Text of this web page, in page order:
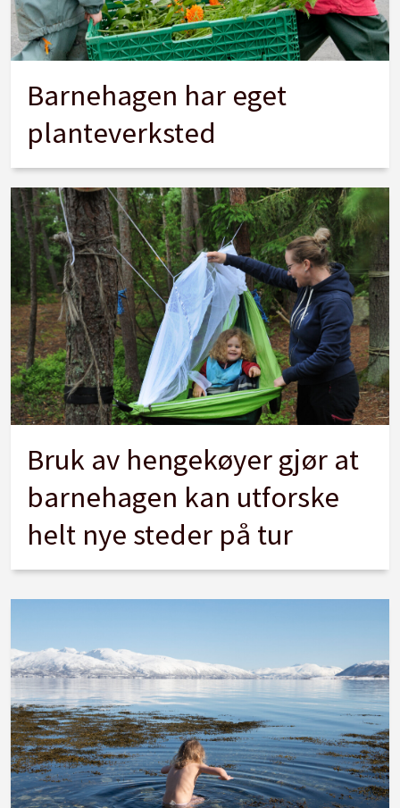
Barnehagen har eget
planteverksted
Bruk av hengekøyer gjør at
barnehagen kan utforske
helt nye steder på tur